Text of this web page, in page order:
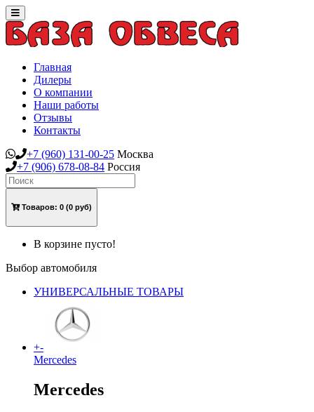
Toggle
navigation
Главная
Дилеры
О компании
Наши работы
Отзывы
Контакты
+7 (960) 131-00-25 Москва
+7 (906) 678-08-84 Россия
Товаров: 0 (0 руб)
В корзине пусто!
Выбор автомобиля
УНИВЕРСАЛЬНЫЕ ТОВАРЫ
+-
Mercedes
Mercedes